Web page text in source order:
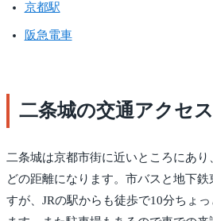
京都駅
阪急電車
二条城の交通アクセ
二条城は京都市街に近いところにあ
どの距離になります。市バスと地下
すが、JRの駅からも徒歩で10分ちょ